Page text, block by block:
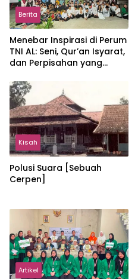
Berita
Menebar Inspirasi di Perum
TNI AL: Seni, Qur’an Isyarat,
dan Perpisahan yang
Kisah
Polusi Suara [Sebuah
Cerpen]
Artikel